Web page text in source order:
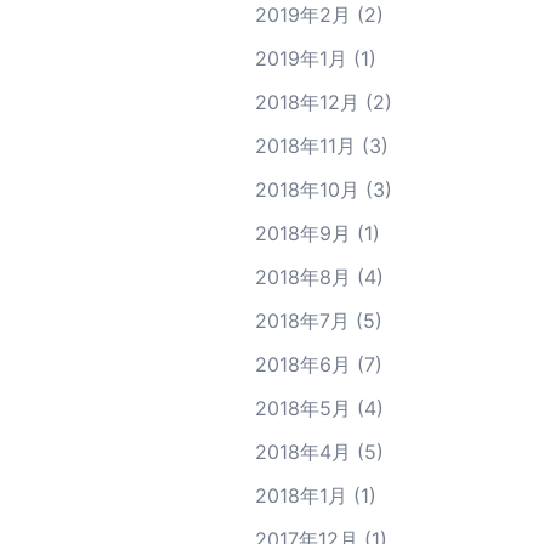
2019年2月 (2)
2019年1月 (1)
2018年12月 (2)
2018年11月 (3)
2018年10月 (3)
2018年9月 (1)
2018年8月 (4)
2018年7月 (5)
2018年6月 (7)
2018年5月 (4)
2018年4月 (5)
2018年1月 (1)
2017年12月 (1)